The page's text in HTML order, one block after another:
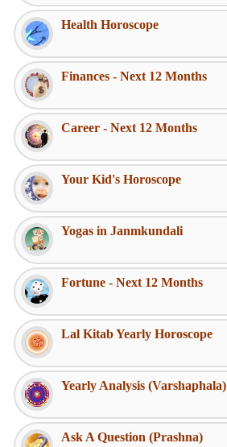
Health Horoscope
Finances - Next 12 Months
Career - Next 12 Months
Your Kid's Horoscope
Yogas in Janmkundali
Fortune - Next 12 Months
Lal Kitab Yearly Horoscope
Yearly Analysis (Varshaphala)
Ask A Question (Prashna)